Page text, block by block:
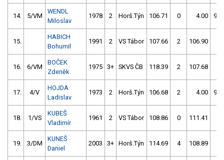
14. 5/VM
WENDL
Miloslav
1978 2 Horš.Týn 106.71 0 4.00 999
15.
HABICH
Bohumil
1991 2 VS Tábor 107.66 2 106.90
16. 6/VM
BOČEK
Zdeněk
1975 3+ SKVS ČB 118.39 2 107.68
17. 4/V
HOJDA
Ladislav
1973 2 Horš.Týn 106.68 2 4.00 999
18. 1/VS
KUBEŠ
Vladimír
1961 2 VS Tábor 108.86 0 111.41
19. 3/DM
KUNEŠ
Daniel
2003 3+ Horš.Týn 114.69 4 108.89